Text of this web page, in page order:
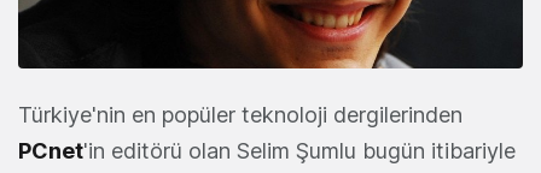
Türkiye'nin en popüler teknoloji dergilerinden
PCnet'in editörü olan Selim Şumlu bugün itibariyle